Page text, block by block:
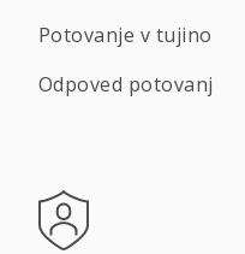
Potovanje v tujino
Odpoved potovanj